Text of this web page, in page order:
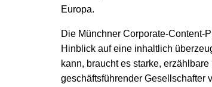
Europa.
Die Münchner Corporate-Content-
Hinblick auf eine inhaltlich
kann, braucht es starke,
geschäftsführender Gesellschafter